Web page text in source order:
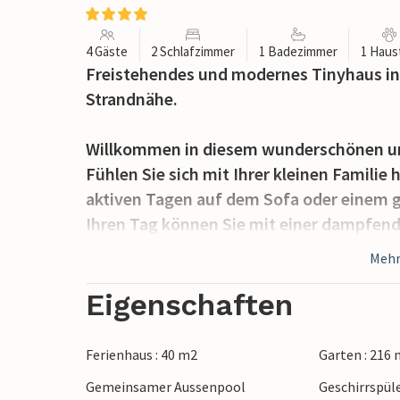
4 Gäste 2 Schlafzimmer 1 Badezimmer 1
Freistehendes und modernes Tinyhaus
Strandnähe.
Willkommen in diesem wunderschönen
Fühlen Sie sich mit Ihrer kleinen Familie
aktiven Tagen auf dem Sofa oder einem
Ihren Tag können Sie mit einer
beginnen, während Ihre Kinder schon
erkunden. Es gibt eine große Auswahl,
im Freien als auch in einem Gebäude. In
zusammen im Gemeinschaftspool
kommen.
Eigenschaften
Ferienhaus : 40 m2 Garten : 216
Gemeinsamer Aussenpool